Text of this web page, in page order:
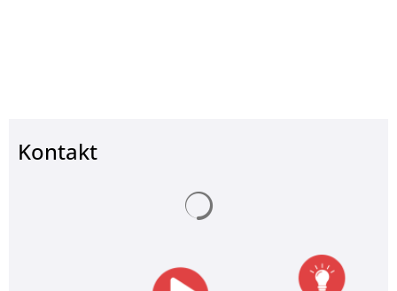
Kontakt